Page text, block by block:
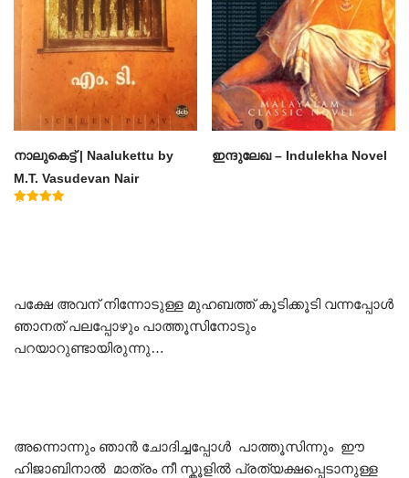
നാലുകെട്ട് | Naalukettu by
M.T. Vasudevan Nair
ഇന്ദുലേഖ – Indulekha Novel
പക്ഷേ അവന് നിന്നോടുള്ള മുഹബത്ത് കൂടിക്കൂടി വന്നപ്പോൾ
ഞാനത് പലപ്പോഴും പാത്തൂസിനോടും
പറയാറുണ്ടായിരുന്നു…
അന്നൊന്നും ഞാൻ ചോദിച്ചപ്പോൾ പാത്തൂസിന്നും ഈ
ഹിജാബിനാൽ മാത്രം നീ സ്കൂളിൽ പ്രത്യക്ഷപ്പെടാനുള്ള